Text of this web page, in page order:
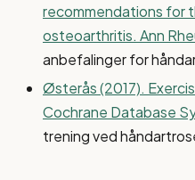
recommendations for
osteoarthritis. Ann
anbefalinger for
Østerås (2017).
Cochrane Database
trening ved